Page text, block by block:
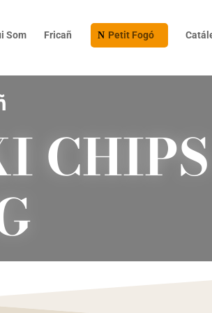
Som Fricañ Petit Fogó
CHIPS